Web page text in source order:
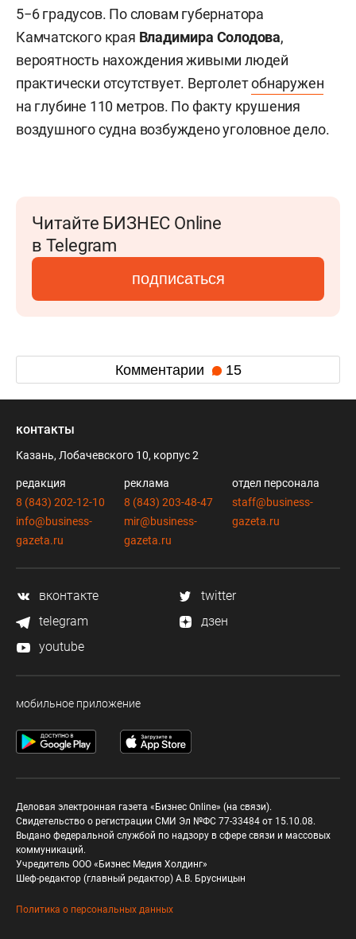
5−6 градусов. По словам губернатора
Камчатского края Владимира Солодова,
вероятность нахождения живыми людей
практически отсутствует. Вертолетобнаружен
на глубине 110 метров. По факту крушения
воздушного судна возбуждено уголовное дело.
Читайте БИЗНЕС Online
в Telegram
подписаться
Комментарии 15
контакты
Казань, Лобачевского 10, корпус 2
редакция
8 (843) 202-12-10
info@business-
gazeta.ru
реклама
8 (843) 203-48-47
mir@business-
gazeta.ru
отдел персонала
staff@business-
gazeta.ru
вконтакте
twitter
telegram
дзен
youtube
мобильное приложение
Деловая электронная газета «Бизнес Online» (на связи).
Свидетельство о регистрации СМИ Эл №ФС 77-33484 от 15.10.08.
Выдано федеральной службой по надзору в сфере связи и массовых
коммуникаций.
Учредитель ООО «Бизнес Медия Холдинг»
Шеф-редактор (главный редактор) А.В. Брусницын
Политика о персональных данных